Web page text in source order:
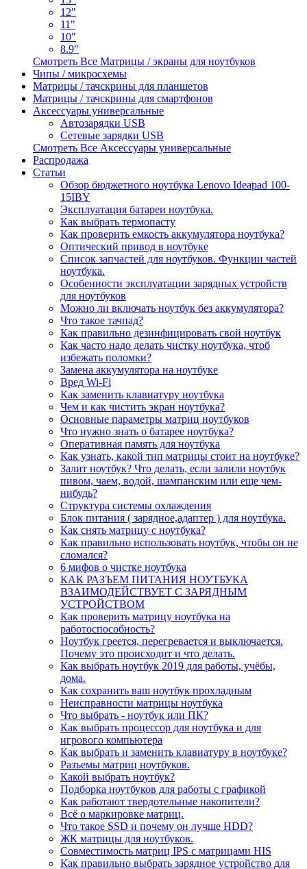
12"
11"
10"
8.9"
Смотреть Все Матрицы / экраны для ноутбуков
Чипы / микросхемы
Матрицы / тачскрины для планшетов
Матрицы / тачскрины для смартфонов
Аксессуары универсальные
Автозарядки USB
Сетевые зарядки USB
Смотреть Все Аксессуары универсальные
Распродажа
Статьи
Обзор бюджетного ноутбука Lenovo Ideapad 100-
15IBY
Эксплуатация батареи ноутбука.
Как выбрать термопасту
Как проверить емкость аккумулятора ноутбука?
Оптический привод в ноутбуке
Список запчастей для ноутбуков. Функции частей
ноутбука.
Особенности эксплуатации зарядных устройств
для ноутбуков
Можно ли включать ноутбук без аккумулятора?
Что такое тачпад?
Как правильно дезинфицировать свой ноутбук
Как часто надо делать чистку ноутбука, чтоб
избежать поломки?
Замена аккумулятора на ноутбуке
Вред Wi-Fi
Как заменить клавиатуру ноутбука
Чем и как чистить экран ноутбука?
Основные параметры матриц ноутбуков
Что нужно знать о батарее ноутбука?
Оперативная память для ноутбука
Как узнать, какой тип матрицы стоит на ноутбуке?
Залит ноутбук? Что делать, если залили ноутбук
пивом, чаем, водой, шампанским или еще чем-
нибудь?
Структура системы охлаждения
Блок питания ( зарядное,адаптер ) для ноутбука.
Как снять матрицу с ноутбука?
Как правильно использовать ноутбук, чтобы он не
сломался?
6 мифов о чистке ноутбука
КАК РАЗЪЕМ ПИТАНИЯ НОУТБУКА
ВЗАИМОДЕЙСТВУЕТ С ЗАРЯДНЫМ
УСТРОЙСТВОМ
Как проверить матрицу ноутбука на
работоспособность?
Ноутбук греется, перегревается и выключается.
Почему это происходит и что делать.
Как выбрать ноутбук 2019 для работы, учёбы,
дома.
Как сохранить ваш ноутбук прохладным
Неисправности матрицы ноутбука
Что выбрать - ноутбук или ПК?
Как выбрать процессор для ноутбука и для
игрового компьютера
Как выбрать и заменить клавиатуру в ноутбуке?
Разъемы матриц ноутбуков.
Какой выбрать ноутбук?
Подборка ноутбуков для работы с графикой
Как работают твердотельные накопители?
Всё о маркировке матриц.
Что такое SSD и почему он лучше HDD?
ЖК матрицы для ноутбуков.
Совместимость матриц IPS с матрицами HIS
Как правильно выбрать зарядное устройство для